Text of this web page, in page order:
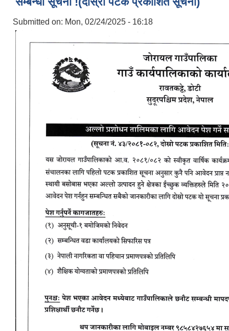
Submitted on: Mon, 02/24/2025 - 16:18